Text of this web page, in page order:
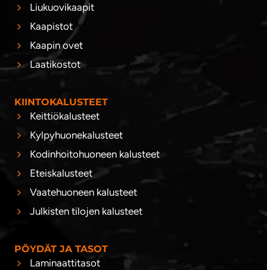
Liukuovikaapit
Kaapistot
Kaapin ovet
Laatikostot
KIINTOKALUSTEET
Keittiökalusteet
Kylpyhuonekalusteet
Kodinhoitohuoneen kalusteet
Eteiskalusteet
Vaatehuoneen kalusteet
Julkisten tilojen kalusteet
PÖYDÄT JA TASOT
Laminaattitasot